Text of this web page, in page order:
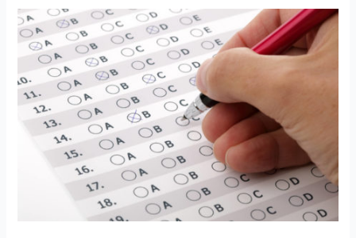
RESULTADOS
DO
ENEM
2017
JÁ
PODEM
CONSULTADOS